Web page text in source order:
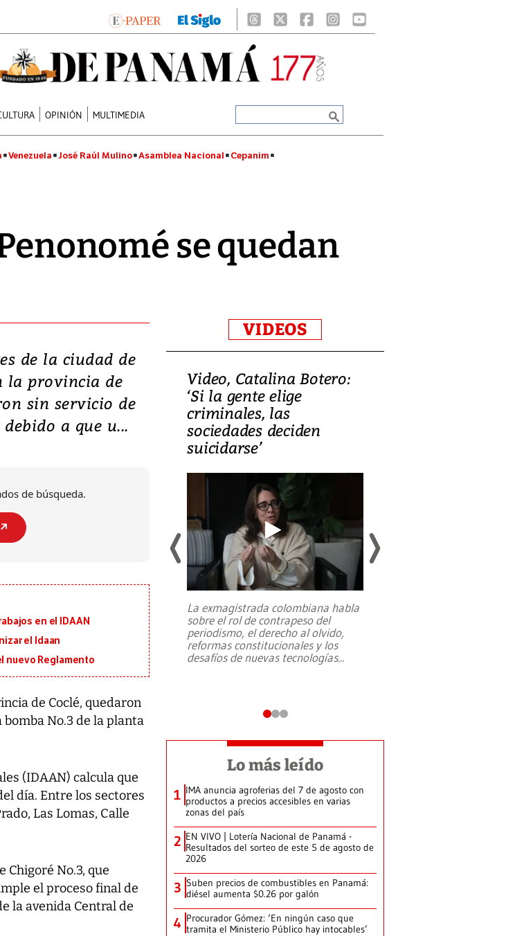
OPINIÓN MULTIMEDIA
Venezuela José Raúl Mulino Asamblea Nacional Cepanim
se quedan
de la ciudad de
la provincia de
sin servicio de
a que u...
de búsqueda.
en el IDAAN
el Idaan
nuevo Reglamento
de Coclé, quedaron
No.3 de la planta
(IDAAN) calcula que
día. Entre los sectores
Las Lomas, Calle
Chigoré No.3, que
el proceso final de
la avenida Central de
VIDEOS
Japón: Terremoto
heridos y graves
en Kumamoto
este martes 28 de
de gran...
Video, Catalina Botero:
‘Si la gente elige
criminales, las
sociedades deciden
suicidarse’
La exmagistrada colombiana habla
sobre el rol de contrapeso del
periodismo, el derecho al olvido,
reformas constitucionales y los
desafíos de nuevas tecnologías...
Lo más leído
1 IMA anuncia agroferias del 7 de agosto con
productos a precios accesibles en varias
zonas del país
2 EN VIVO | Lotería Nacional de Panamá -
Resultados del sorteo de este 5 de agosto de
2026
3 Suben precios de combustibles en Panamá:
diésel aumenta $0.26 por galón
4 Procurador Gómez: ‘En ningún caso que
tramita el Ministerio Público hay intocables’